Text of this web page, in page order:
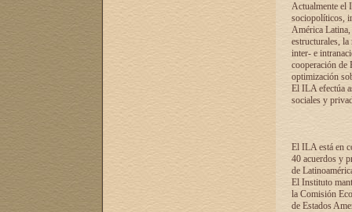
Actualmente el
sociopolíticos,
América Latina,
estructurales,
inter- e
cooperación de
optimización
El ILA efectúa
sociales y
El ILA está en
40 acuerdos y
de
El Instituto
la Comisión
de Estados